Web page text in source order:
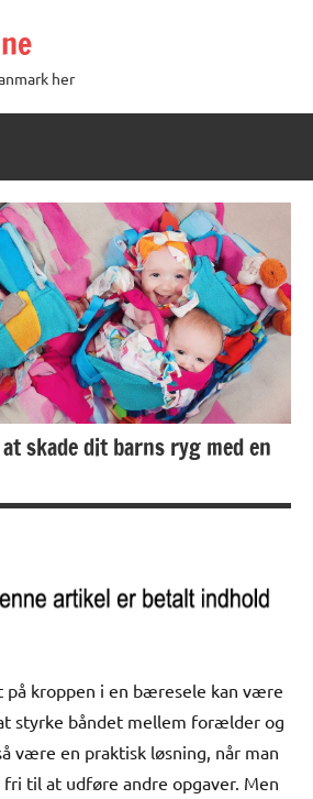
her
skade dit barns ryg med en
kroppen i en bæresele kan være
styrke båndet mellem forælder og
være en praktisk løsning, når man
til at udføre andre opgaver. Men